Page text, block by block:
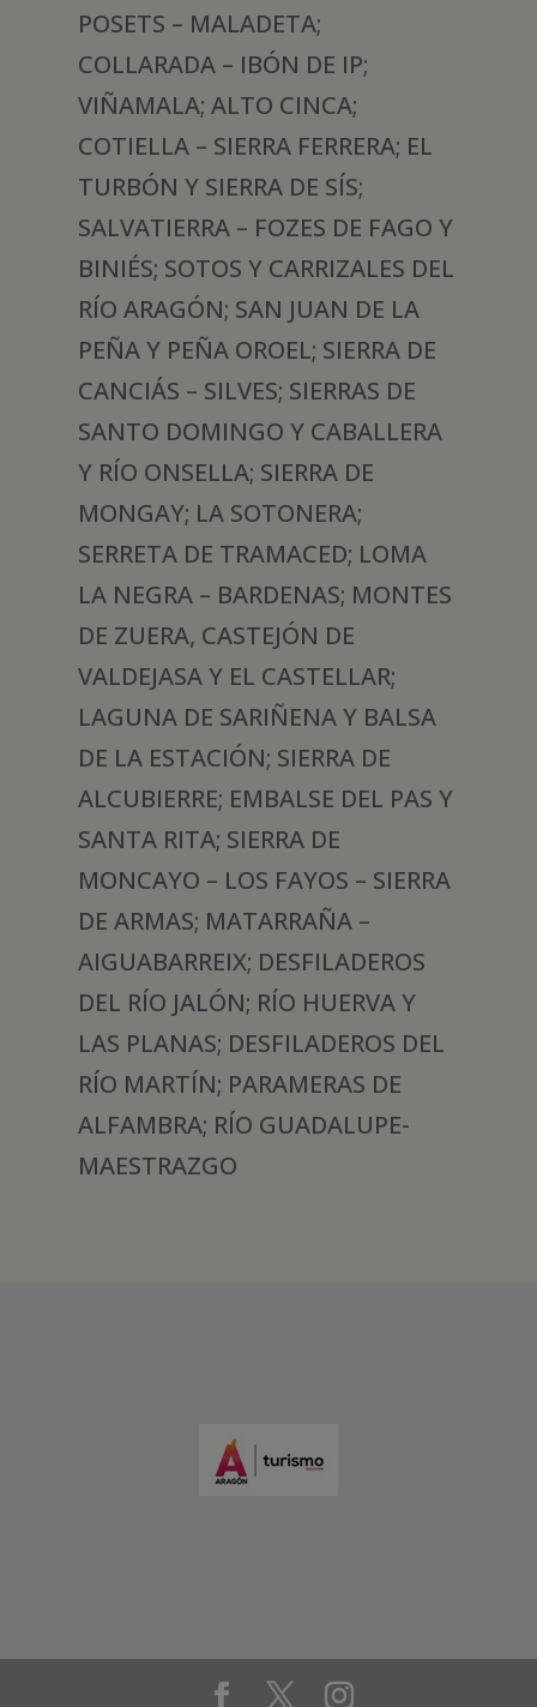
POSETS – MALADETA;
COLLARADA – IBÓN DE IP;
VIÑAMALA; ALTO CINCA;
COTIELLA – SIERRA FERRERA; EL
TURBÓN Y SIERRA DE SÍS;
SALVATIERRA – FOZES DE FAGO Y
BINIÉS; SOTOS Y CARRIZALES DEL
RÍO ARAGÓN; SAN JUAN DE LA
PEÑA Y PEÑA OROEL; SIERRA DE
CANCIÁS – SILVES; SIERRAS DE
SANTO DOMINGO Y CABALLERA
Y RÍO ONSELLA; SIERRA DE
MONGAY; LA SOTONERA;
SERRETA DE TRAMACED; LOMA
LA NEGRA – BARDENAS; MONTES
DE ZUERA, CASTEJÓN DE
VALDEJASA Y EL CASTELLAR;
LAGUNA DE SARIÑENA Y BALSA
DE LA ESTACIÓN; SIERRA DE
ALCUBIERRE; EMBALSE DEL PAS Y
SANTA RITA; SIERRA DE
MONCAYO – LOS FAYOS – SIERRA
DE ARMAS; MATARRAÑA –
AIGUABARREIX; DESFILADEROS
DEL RÍO JALÓN; RÍO HUERVA Y
LAS PLANAS; DESFILADEROS DEL
RÍO MARTÍN; PARAMERAS DE
ALFAMBRA; RÍO GUADALUPE-
MAESTRAZGO